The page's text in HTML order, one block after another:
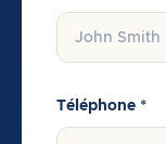
Téléphone *